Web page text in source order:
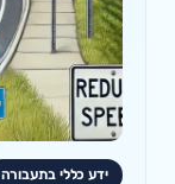
ידע כללי בתעבורה